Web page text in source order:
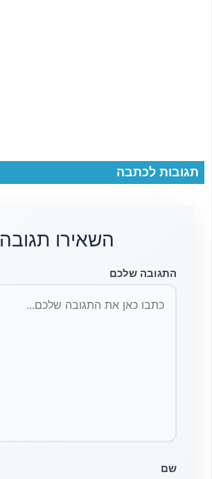
תגובות לכתבה
השאירו תגובה
התגובה שלכם
שם